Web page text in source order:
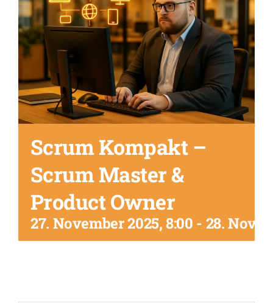
Scrum Kompakt –
Scrum Master &
Product Owner
27. November 2025, 8:00 - 28.